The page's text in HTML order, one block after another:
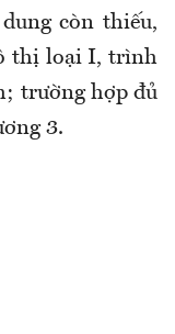
còn thiếu,
thị loại I, trình
trường hợp đủ
3.